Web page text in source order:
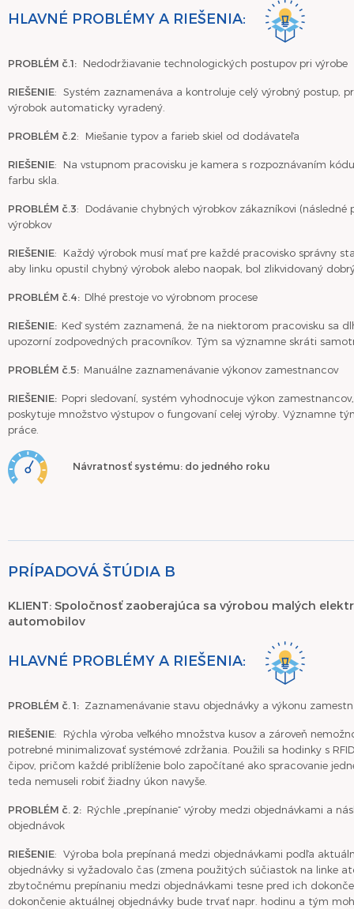
HLAVNÉ PROBLÉMY A RIEŠENIA:
PROBLÉM č.1: Nedodržiavanie technologických postupov pri výrobe
RIEŠENIE: Systém zaznamenáva a kontroluje celý výrobný postup,
výrobok automaticky vyradený.
PROBLÉM č.2: Miešanie typov a farieb skiel od dodávateľa
RIEŠENIE: Na vstupnom pracovisku je kamera s rozpoznávaním
farbu skla.
PROBLÉM č.3: Dodávanie chybných výrobkov zákazníkovi
výrobkov
RIEŠENIE: Každý výrobok musí mať pre každé pracovisko správny
aby linku opustil chybný výrobok alebo naopak, bol zlikvidovaný
PROBLÉM č.4: Dlhé prestoje vo výrobnom procese
RIEŠENIE: Keď systém zaznamená, že na niektorom pracovisku sa
upozorní zodpovedných pracovníkov. Tým sa významne skráti
PROBLÉM č.5: Manuálne zaznamenávanie výkonov zamestnancov
RIEŠENIE: Popri sledovaní, systém vyhodnocuje výkon
poskytuje množstvo výstupov o fungovaní celej výroby. Významne
práce.
Návratnosť systému: do jedného roku
PRÍPADOVÁ ŠTÚDIA B
KLIENT: Spoločnosť zaoberajúca sa výrobou malých
automobilov
HLAVNÉ PROBLÉMY A RIEŠENIA:
PROBLÉM č. 1: Zaznamenávanie stavu objednávky a výkonu
RIEŠENIE: Rýchla výroba veľkého množstva kusov a zároveň
potrebné minimalizovať systémové zdržania. Použili sa hodinky s
čipov, pričom každé priblíženie bolo započítané ako spracovanie
teda nemuseli robiť žiadny úkon navyše.
PROBLÉM č. 2: Rýchle „prepínanie“ výroby medzi objednávkami a
objednávok
RIEŠENIE: Výroba bola prepínaná medzi objednávkami podľa
objednávky si vyžadovalo čas (zmena použitých súčiastok na linke
zbytočnému prepínaniu medzi objednávkami tesne pred ich
dokončenie aktuálnej objednávky bude trvať napr. hodinu a tým